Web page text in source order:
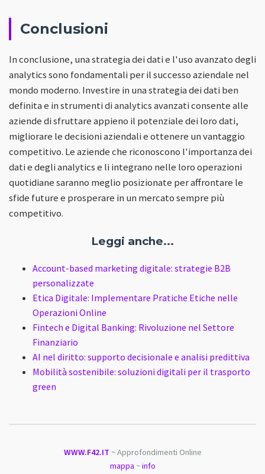
Conclusioni
In conclusione, una strategia dei dati e l'uso avanzato degli
analytics sono fondamentali per il successo aziendale nel
mondo moderno. Investire in una strategia dei dati ben
definita e in strumenti di analytics avanzati consente alle
aziende di sfruttare appieno il potenziale dei loro dati,
migliorare le decisioni aziendali e ottenere un vantaggio
competitivo. Le aziende che riconoscono l'importanza dei
dati e degli analytics e li integrano nelle loro operazioni
quotidiane saranno meglio posizionate per affrontare le
sfide future e prosperare in un mercato sempre più
competitivo.
Leggi anche...
Account-based marketing digitale: strategie B2B
personalizzate
Etica Digitale: Implementare Pratiche Etiche nelle
Operazioni Online
Fintech e Digital Banking: Rivoluzione nel Settore
Finanziario
AI nel diritto: supporto decisionale e analisi predittiva
Mobilità sostenibile: soluzioni digitali per il trasporto
green
WWW.F42.IT ~ Approfondimenti Online
mappa ~info